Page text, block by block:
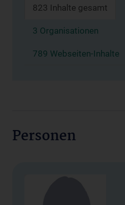
823 Inhalte gesamt
3 Organisationen
789 Webseiten-Inhalte
Personen